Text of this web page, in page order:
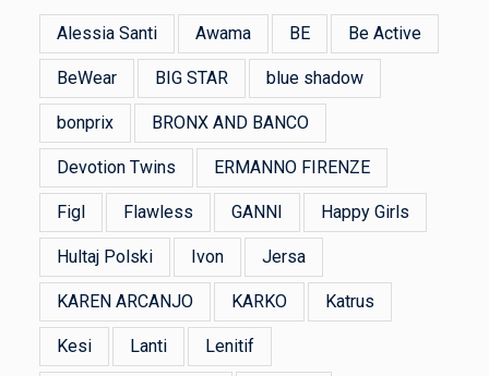
Alessia Santi Awama BE Be Active
BeWear BIG STAR blue shadow
bonprix BRONX AND BANCO
Devotion Twins ERMANNO FIRENZE
Figl Flawless GANNI Happy Girls
Hultaj Polski Ivon Jersa
KAREN ARCANJO KARKO Katrus
Kesi Lanti Lenitif